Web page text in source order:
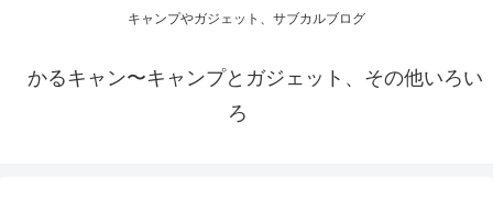
キャンプやガジェット、サブカルブログ
かるキャン〜キャンプとガジェット、その他いろい
ろ